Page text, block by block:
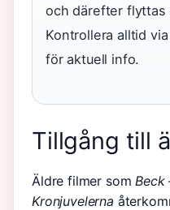
och därefter flyttas
Kontrollera alltid
för aktuell info.
Tillgång till
Äldre filmer somBeck
Kronjuvelerna